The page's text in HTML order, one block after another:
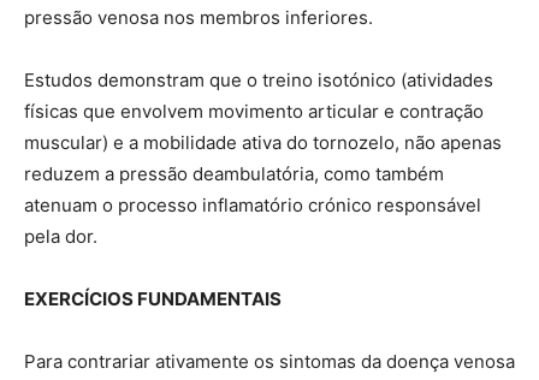
pressão venosa nos membros inferiores.
Estudos demonstram que o treino isotónico (atividades
físicas que envolvem movimento articular e contração
muscular) e a mobilidade ativa do tornozelo, não apenas
reduzem a pressão deambulatória, como também
atenuam o processo inflamatório crónico responsável
pela dor.
EXERCÍCIOS FUNDAMENTAIS
Para contrariar ativamente os sintomas da doença venosa